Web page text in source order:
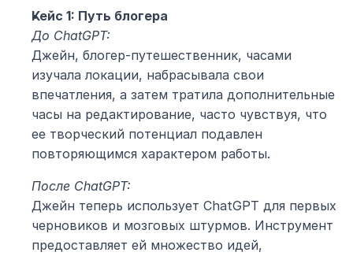
Кейс 1: Путь блогера
До ChatGPT:
Джейн, блогер-путешественник, часами
изучала локации, набрасывала свои
впечатления, а затем тратила дополнительные
часы на редактирование, часто чувствуя, что
ее творческий потенциал подавлен
повторяющимся характером работы.
После ChatGPT:
Джейн теперь использует ChatGPT для первых
черновиков и мозговых штурмов. Инструмент
предоставляет ей множество идей,